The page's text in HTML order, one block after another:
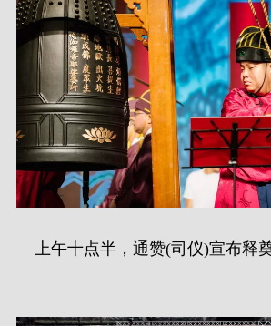
上午十点半，通赞(司仪)宣布释